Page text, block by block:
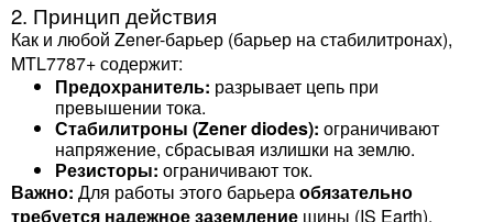
2. Принцип действия
Как и любой Zener-барьер (барьер на стабилитронах),
MTL7787+ содержит:
Предохранитель: разрывает цепь при
превышении тока.
Стабилитроны (Zener diodes): ограничивают
напряжение, сбрасывая излишки на землю.
Резисторы: ограничивают ток.
Важно: Для работы этого барьераобязательно
требуется надежное заземление шины (IS Earth).